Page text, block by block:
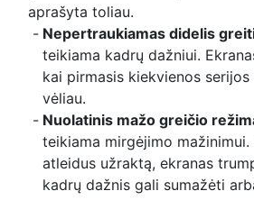
aprašyta toliau.
Nepertraukiamas didelis
teikiama kadrų dažniui.
kai pirmasis kiekvienos
vėliau.
Nuolatinis mažo greičio
teikiama mirgėjimo
atleidus užraktą, ekranas
kadrų dažnis gali sumažėti